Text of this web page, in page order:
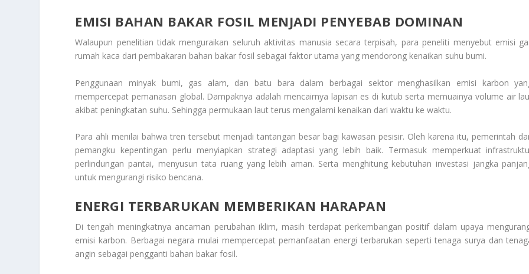
EMISI BAHAN BAKAR FOSIL MENJADI PENYEBAB DOMINAN
Walaupun penelitian tidak menguraikan seluruh aktivitas manusia secara terpisah, para peneliti menyebut emisi
rumah kaca dari pembakaran bahan bakar fosil sebagai faktor utama yang mendorong kenaikan suhu bumi.
Penggunaan minyak bumi, gas alam, dan batu bara dalam berbagai sektor menghasilkan emisi karbon
mempercepat pemanasan global. Dampaknya adalah mencairnya lapisan es di kutub serta memuainya volume air
akibat peningkatan suhu. Sehingga permukaan laut terus mengalami kenaikan dari waktu ke waktu.
Para ahli menilai bahwa tren tersebut menjadi tantangan besar bagi kawasan pesisir. Oleh karena itu, pemerintah
pemangku kepentingan perlu menyiapkan strategi adaptasi yang lebih baik. Termasuk memperkuat
perlindungan pantai, menyusun tata ruang yang lebih aman. Serta menghitung kebutuhan investasi jangka
untuk mengurangi risiko bencana.
ENERGI TERBARUKAN MEMBERIKAN HARAPAN
Di tengah meningkatnya ancaman perubahan iklim, masih terdapat perkembangan positif dalam upaya
emisi karbon. Berbagai negara mulai mempercepat pemanfaatan energi terbarukan seperti tenaga surya dan
angin sebagai pengganti bahan bakar fosil.